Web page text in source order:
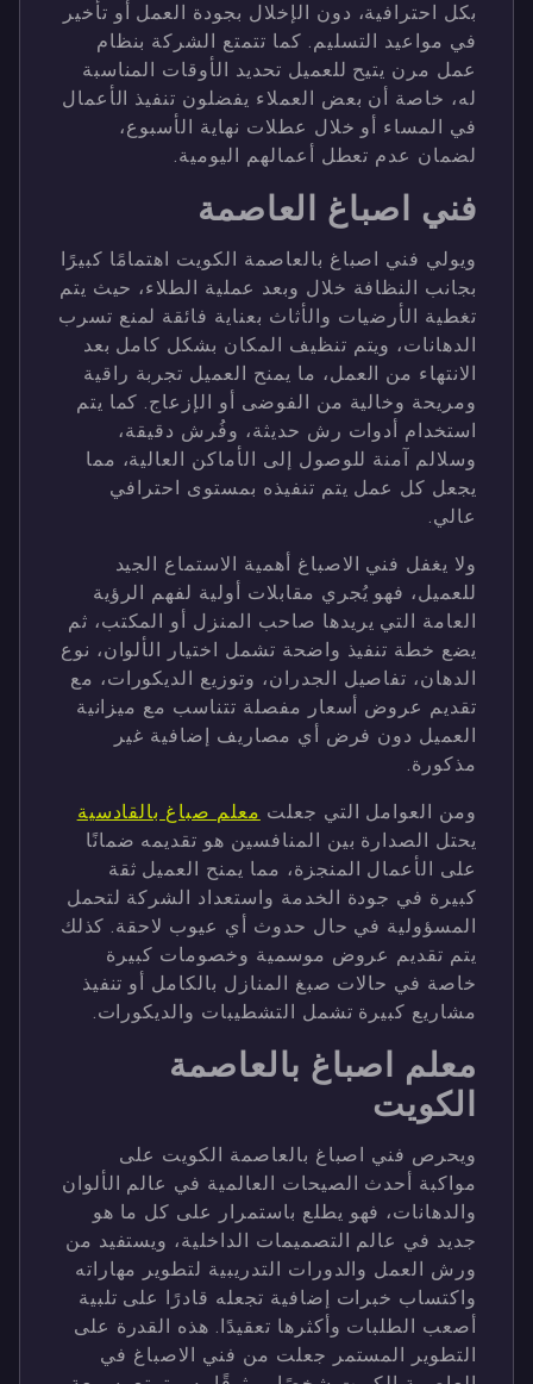
بكل احترافية، دون الإخلال بجودة العمل أو تأخير
في مواعيد التسليم. كما تتمتع الشركة بنظام
عمل مرن يتيح للعميل تحديد الأوقات المناسبة
له، خاصة أن بعض العملاء يفضلون تنفيذ الأعمال
في المساء أو خلال عطلات نهاية الأسبوع،
لضمان عدم تعطل أعمالهم اليومية.
فني اصباغ العاصمة
ويولي فني اصباغ بالعاصمة الكويت اهتمامًا كبيرًا
بجانب النظافة خلال وبعد عملية الطلاء، حيث يتم
تغطية الأرضيات والأثاث بعناية فائقة لمنع تسرب
الدهانات، ويتم تنظيف المكان بشكل كامل بعد
الانتهاء من العمل، ما يمنح العميل تجربة راقية
ومريحة وخالية من الفوضى أو الإزعاج. كما يتم
استخدام أدوات رش حديثة، وفُرش دقيقة،
وسلالم آمنة للوصول إلى الأماكن العالية، مما
يجعل كل عمل يتم تنفيذه بمستوى احترافي
عالي.
ولا يغفل فني الاصباغ أهمية الاستماع الجيد
للعميل، فهو يُجري مقابلات أولية لفهم الرؤية
العامة التي يريدها صاحب المنزل أو المكتب، ثم
يضع خطة تنفيذ واضحة تشمل اختيار الألوان، نوع
الدهان، تفاصيل الجدران، وتوزيع الديكورات، مع
تقديم عروض أسعار مفصلة تتناسب مع ميزانية
العميل دون فرض أي مصاريف إضافية غير
مذكورة.
ومن العوامل التي جعلت معلم صباغ بالقادسية
يحتل الصدارة بين المنافسين هو تقديمه ضمانًا
على الأعمال المنجزة، مما يمنح العميل ثقة
كبيرة في جودة الخدمة واستعداد الشركة لتحمل
المسؤولية في حال حدوث أي عيوب لاحقة. كذلك
يتم تقديم عروض موسمية وخصومات كبيرة
خاصة في حالات صبغ المنازل بالكامل أو تنفيذ
مشاريع كبيرة تشمل التشطيبات والديكورات.
معلم اصباغ بالعاصمة
الكويت
ويحرص فني اصباغ بالعاصمة الكويت على
مواكبة أحدث الصيحات العالمية في عالم الألوان
والدهانات، فهو يطلع باستمرار على كل ما هو
جديد في عالم التصميمات الداخلية، ويستفيد من
ورش العمل والدورات التدريبية لتطوير مهاراته
واكتساب خبرات إضافية تجعله قادرًا على تلبية
أصعب الطلبات وأكثرها تعقيدًا. هذه القدرة على
التطوير المستمر جعلت من فني الاصباغ في